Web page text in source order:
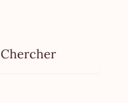
Chercher